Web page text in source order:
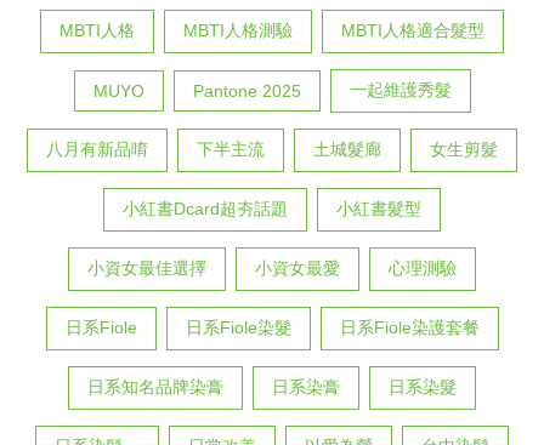
MBTI人格 MBTI人格測驗 MBTI人格適合髮型
MUYO Pantone 2025 一起維護秀髮
八月有新品唷 下半主流 土城髮廊 女生剪髮
小紅書Dcard超夯話題 小紅書髮型
小資女最佳選擇 小資女最愛 心理測驗
日系Fiole 日系Fiole染髮 日系Fiole染護套餐
日系知名品牌染膏 日系染膏 日系染髮